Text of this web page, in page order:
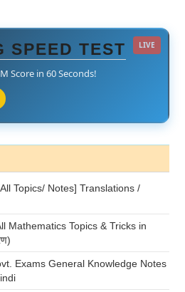
SPEED TEST
Score in 60 Seconds!
LIVE
Topics/ Notes] Translations /
All Mathematics Topics & Tricks in
Exams General Knowledge Notes